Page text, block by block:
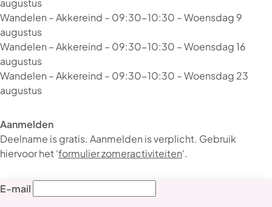
augustus
Wandelen – Akkereind – 09:30-10:30 – Woensdag 9
augustus
Wandelen – Akkereind – 09:30-10:30 – Woensdag 16
augustus
Wandelen – Akkereind – 09:30-10:30 – Woensdag 23
augustus
Aanmelden
Deelname is gratis. Aanmelden is verplicht. Gebruik
hiervoor het ‘formulier zomeractiviteiten‘.
E-mail